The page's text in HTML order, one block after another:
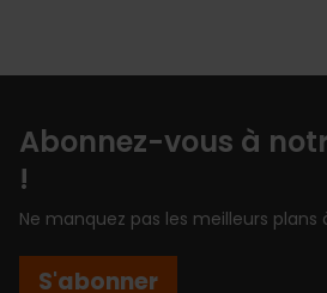
Abonnez-vous à
!
Ne manquez pas les meilleurs plans
S'abonner